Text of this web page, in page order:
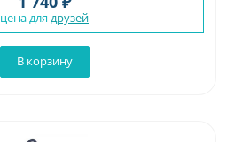
цена для друзей
В корзину